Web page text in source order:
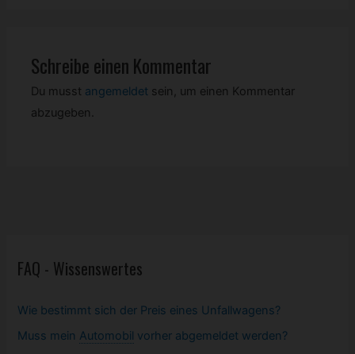
Schreibe einen Kommentar
Du musst angemeldet sein, um einen Kommentar
abzugeben.
FAQ - Wissenswertes
Wie bestimmt sich der Preis eines Unfallwagens?
Muss mein Automobil vorher abgemeldet werden?